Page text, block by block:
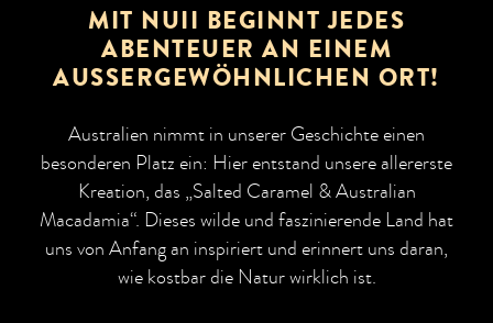
MIT NUII BEGINNT JEDES
ABENTEUER AN EINEM
AUSSERGEWÖHNLICHEN ORT!
Australien nimmt in unserer Geschichte einen
besonderen Platz ein: Hier entstand unsere allererste
Kreation, das „Salted Caramel & Australian
Macadamia“. Dieses wilde und faszinierende Land hat
uns von Anfang an inspiriert und erinnert uns daran,
wie kostbar die Natur wirklich ist.